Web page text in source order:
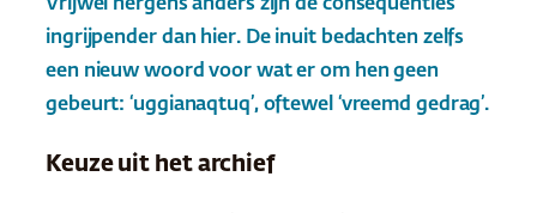
Vrijwel nergens anders zijn de consequenties
ingrijpender dan hier. De inuit bedachten zelfs
een nieuw woord voor wat er om hen geen
gebeurt: ‘uggianaqtuq’, oftewel ‘vreemd gedrag’.
Keuze uit het archief